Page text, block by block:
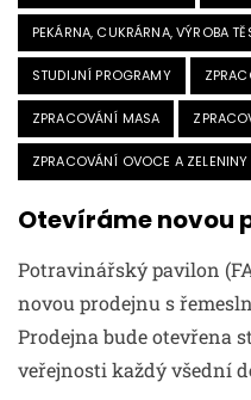
PEKÁRNA, CUKRÁRNA, VÝROBA
STUDIJNÍ PROGRAMY
ZPRACOVÁNÍ MASA
ZPRACOVÁNÍ OVOCE A ZELENINY
Otevíráme novou
Potravinářský pavilon
novou prodejnu s
Prodejna bude otevřena
veřejnosti každý všední